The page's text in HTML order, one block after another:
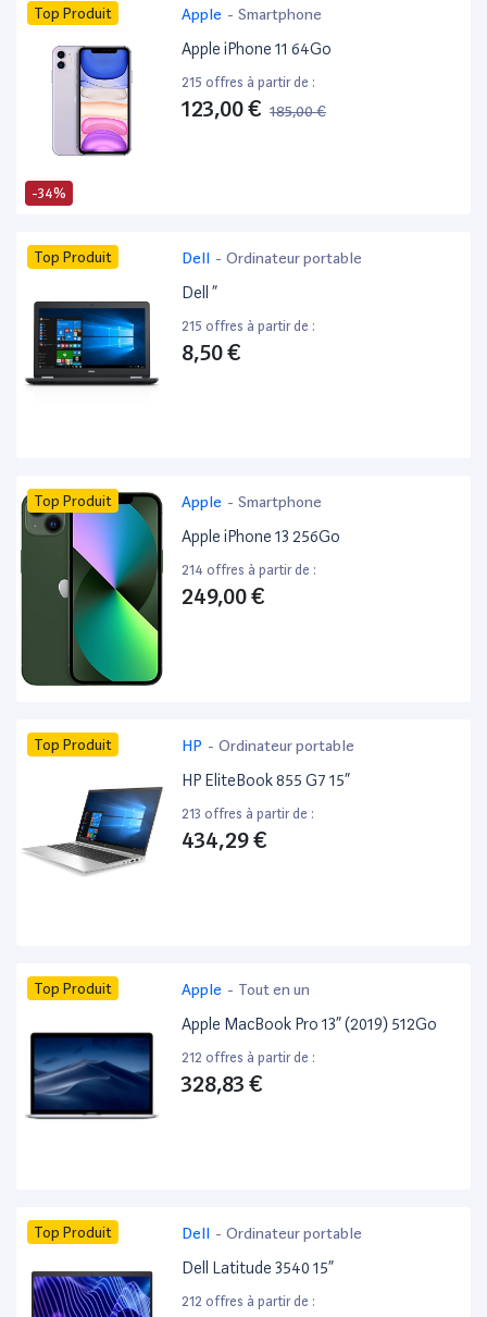
-34%
Top Produit Apple - Smartphone
Apple iPhone 11 64Go
215 offres à partir de :
123,00 € 185,00 €
Top Produit Dell - Ordinateur portable
Dell ”
215 offres à partir de :
8,50 €
Top Produit Apple - Smartphone
Apple iPhone 13 256Go
214 offres à partir de :
249,00 €
Top Produit HP - Ordinateur portable
HP EliteBook 855 G7 15”
213 offres à partir de :
434,29 €
Top Produit Apple - Tout en un
Apple MacBook Pro 13” (2019) 512Go
212 offres à partir de :
328,83 €
Top Produit Dell - Ordinateur portable
Dell Latitude 3540 15”
212 offres à partir de :